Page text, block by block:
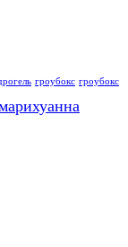
гроубокс гроубокс